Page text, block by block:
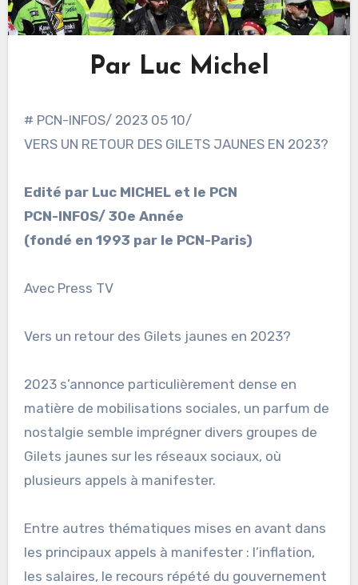
Par Luc Michel
# PCN-INFOS/ 2023 05 10/
VERS UN RETOUR DES GILETS JAUNES EN 2023?
Edité par Luc MICHEL et le PCN
PCN-INFOS/ 30e Année
(fondé en 1993 par le PCN-Paris)
Avec Press TV
Vers un retour des Gilets jaunes en 2023?
2023 s’annonce particulièrement dense en
matière de mobilisations sociales, un parfum de
nostalgie semble imprégner divers groupes de
Gilets jaunes sur les réseaux sociaux, où
plusieurs appels à manifester.
Entre autres thématiques mises en avant dans
les principaux appels à manifester : l’inflation,
les salaires, le recours répété du gouvernement